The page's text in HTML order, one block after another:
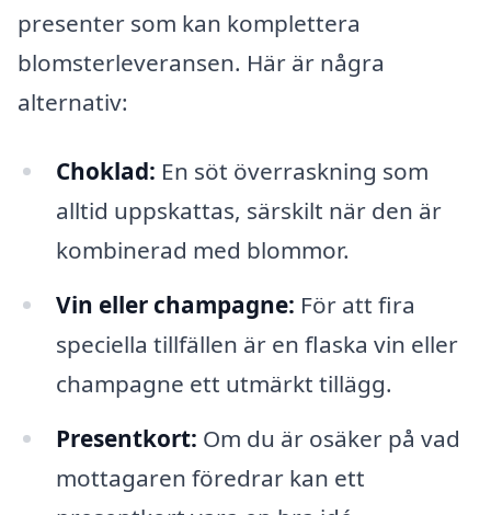
presenter som kan komplettera
blomsterleveransen. Här är några
alternativ:
Choklad: En söt överraskning som
alltid uppskattas, särskilt när den är
kombinerad med blommor.
Vin eller champagne: För att fira
speciella tillfällen är en flaska vin eller
champagne ett utmärkt tillägg.
Presentkort: Om du är osäker på vad
mottagaren föredrar kan ett